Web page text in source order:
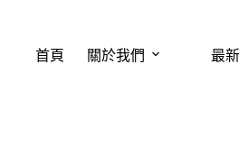
首頁 關於我們 最